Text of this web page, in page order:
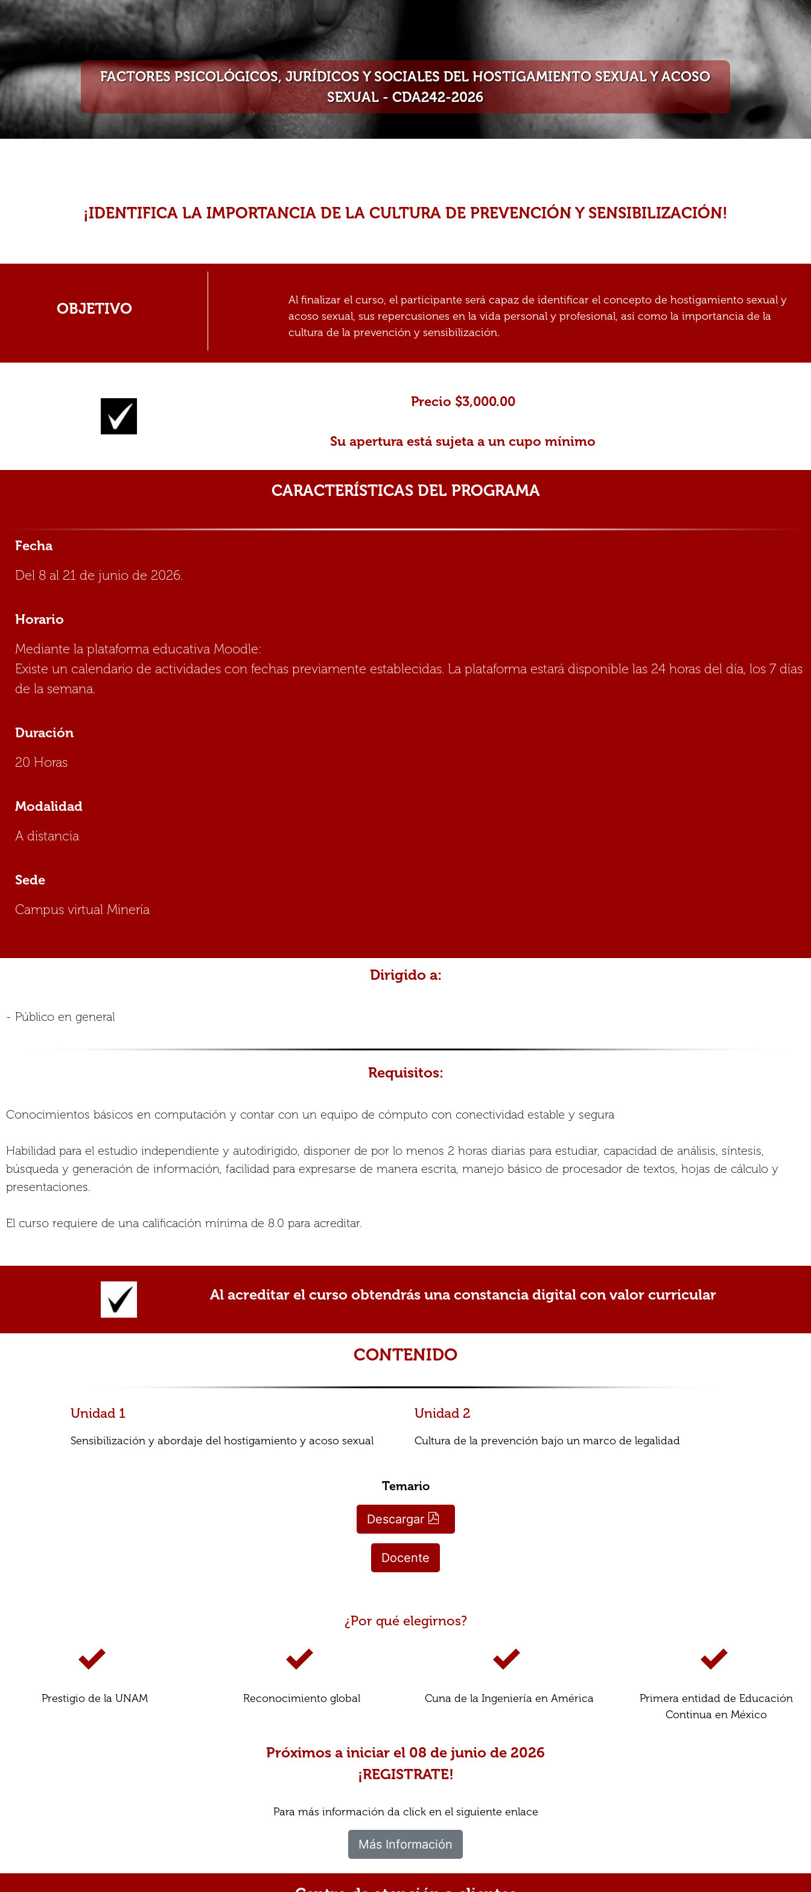
FACTORES PSICOLÓGICOS, JURÍDICOS Y SOCIALES DEL HOSTIGAMIENTO SEXUAL Y ACOSO
SEXUAL - CDA242-2026
¡IDENTIFICA LA IMPORTANCIA DE LA CULTURA DE PREVENCIÓN Y SENSIBILIZACIÓN!
OBJETIVO
Al finalizar el curso, el participante será capaz de identificar el concepto de hostigamiento sexual y
acoso sexual, sus repercusiones en la vida personal y profesional, así como la importancia de la
cultura de la prevención y sensibilización.
Precio $3,000.00
Su apertura está sujeta a un cupo mínimo
CARACTERÍSTICAS DEL PROGRAMA
Fecha
Del 8 al 21 de junio de 2026.
Horario
Mediante la plataforma educativa Moodle:
Existe un calendario de actividades con fechas previamente establecidas. La plataforma estará disponible las 24 horas del día, los 7 días
de la semana.
Duración
20 Horas
Modalidad
A distancia
Sede
Campus virtual Minería
Dirigido a:
- Público en general
Requisitos:
Conocimientos básicos en computación y contar con un equipo de cómputo con conectividad estable y segura
Habilidad para el estudio independiente y autodirigido, disponer de por lo menos 2 horas diarias para estudiar, capacidad de análisis, síntesis,
búsqueda y generación de información, facilidad para expresarse de manera escrita, manejo básico de procesador de textos, hojas de cálculo y
presentaciones.
El curso requiere de una calificación mínima de 8.0 para acreditar.
Al acreditar el curso obtendrás una constancia digital con valor curricular
CONTENIDO
Unidad 1
Sensibilización y abordaje del hostigamiento y acoso sexual
Unidad 2
Cultura de la prevención bajo un marco de legalidad
Temario
Descargar
Docente
¿Por qué elegirnos?
Prestigio de la UNAM Reconocimiento global Cuna de la Ingeniería en América
Primera entidad de Educación
Continua en México
Próximos a iniciar el 08 de junio de 2026
¡REGISTRATE!
Para más información da click en el siguiente enlace
Más Información